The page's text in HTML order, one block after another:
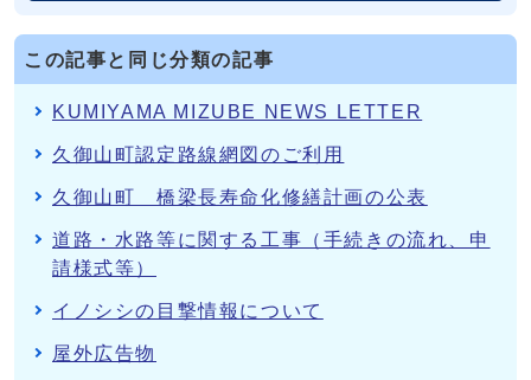
この記事と同じ分類の記事
KUMIYAMA MIZUBE NEWS LETTER
久御山町認定路線網図のご利用
久御山町 橋梁長寿命化修繕計画の公表
道路・水路等に関する工事（手続きの流れ、申
請様式等）
イノシシの目撃情報について
屋外広告物